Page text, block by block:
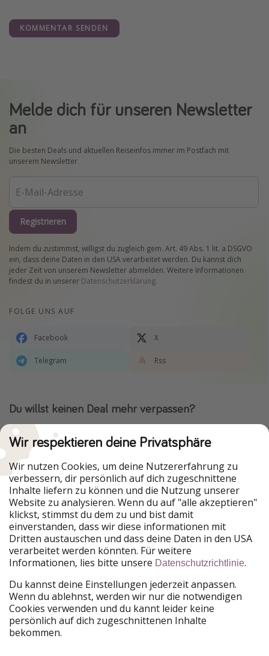
KOMMENTAR SENDEN
Melde dich für unseren Newsletter
an
Die besten Deals und aktuellen Reiseinfos immer im Postfach mit
unserem Newsletter
Registrieren
Indem du zustimmst, willigst du zugleich gem. Art. 49 Abs. 1 lit. a DSGVO
ein, dass deine Daten in den USA verarbeitet werden. Du kannst dich
jeder Zeit von unserem Newsletter abmelden. Weitere Informationen
findest du in unserer Datenschutzerklärung.
FOLGE UNS AUF
Facebook X
Telegram Rss
Du willst keinen Deal mehr verpassen?
Dann lade unsere App herunter.
Urlaubspiraten ist Teil der HolidayPirates Group
Unsere Märkte
PiratinViaggio
HolidayPirates
VakantiePiraten
WakacyjniPiraci
VoyagesPirates
Ferienpiraten
Urlaubspiraten
ViajerosPiratas
Unsere Gruppe
HolidayPirates Group
Lerne uns kennen
Wir respektieren deine Privatsphäre
Wir nutzen Cookies, um deine Nutzererfahrung zu
verbessern, dir persönlich auf dich zugeschnittene
Inhalte liefern zu können und die Nutzung unserer
Website zu analysieren. Wenn du auf "alle akzeptieren"
klickst, stimmst du dem zu und bist damit
einverstanden, dass wir diese informationen mit
Dritten austauschen und dass deine Daten in den USA
verarbeitet werden könnten. Für weitere
Informationen, lies bitte unsere Datenschutzrichtlinie.
Du kannst deine Einstellungen jederzeit anpassen.
Wenn du ablehnst, werden wir nur die notwendigen
Cookies verwenden und du kannt leider keine
persönlich auf dich zugeschnittenen Inhalte
bekommen.